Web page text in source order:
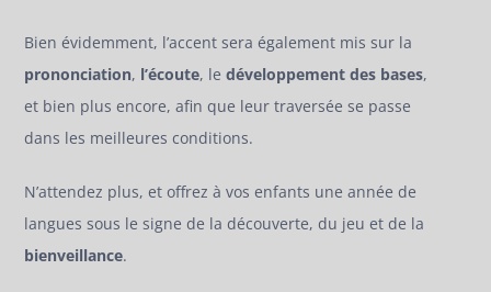
Bien évidemment, l’accent sera également mis sur la
prononciation, l’écoute, ledéveloppement des bases,
et bien plus encore, afin que leur traversée se passe
dans les meilleures conditions.
N’attendez plus, et offrez à vos enfants une année de
langues sous le signe de la découverte, du jeu et de la
bienveillance.